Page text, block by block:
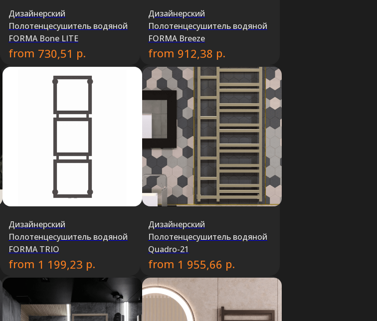
Дизайнерский
Полотенцесушитель водяной
FORMA Bone LITE
from 730,51 р.
Дизайнерский
Полотенцесушитель водяной
FORMA Breeze
from 912,38 р.
Дизайнерский
Полотенцесушитель водяной
FORMA TRIO
from 1 199,23 р.
Дизайнерский
Полотенцесушитель водяной
Quadro-21
from 1 955,66 р.